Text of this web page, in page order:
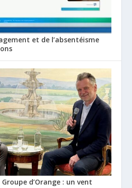
et de l’absentéisme
d’Orange : un vent